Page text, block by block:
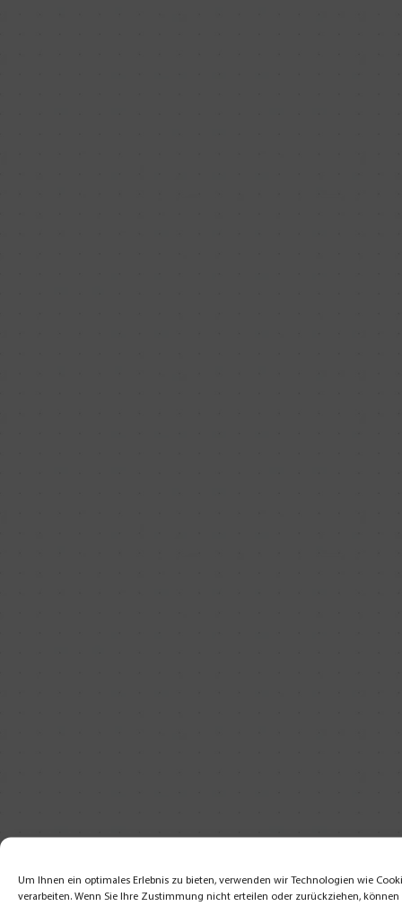
Um Ihnen ein optimales Erlebnis zu bieten, verwenden wir Technologien wie
verarbeiten. Wenn Sie Ihre Zustimmung nicht erteilen oder zurückziehen,